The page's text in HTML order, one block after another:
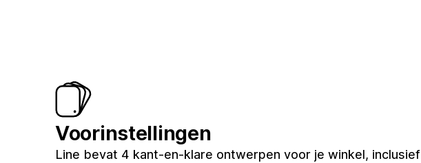
Voorinstellingen
Line bevat 4 kant-en-klare ontwerpen voor je winkel, inclusief